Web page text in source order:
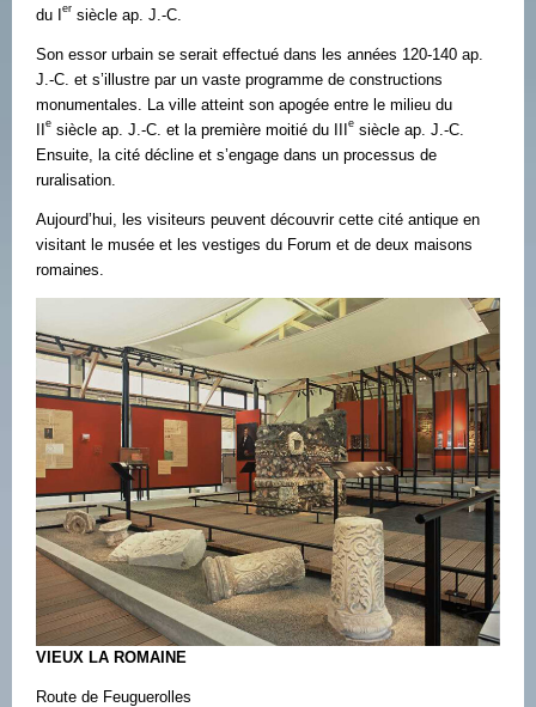
du I
er siècle ap. J.-C.
Son essor urbain se serait effectué dans les années 120-140 ap.
J.-C. et s’illustre par un vaste programme de constructions
monumentales. La ville atteint son apogée entre le milieu du
e siècle ap. J.-C. et la première moitié du III e siècle ap. J.-C.
Ensuite, la cité décline et s’engage dans un processus de
ruralisation.
Aujourd’hui, les visiteurs peuvent découvrir cette cité antique en
visitant le musée et les vestiges du Forum et de deux maisons
romaines.
VIEUX LA ROMAINE
Route de Feuguerolles